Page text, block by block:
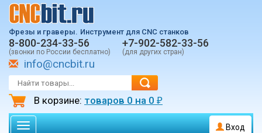
Фрезы и граверы. Инструмент для CNC станков
8-800-234-33-56
(звонки по России бесплатно)
+7-902-582-33-56
(для других стран)
info@cncbit.ru
В корзине: товаров 0 на 0 ₽
Toggle
Вход